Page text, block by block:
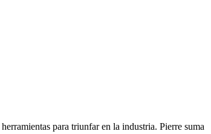
para triunfar en la industria. Pierre suma